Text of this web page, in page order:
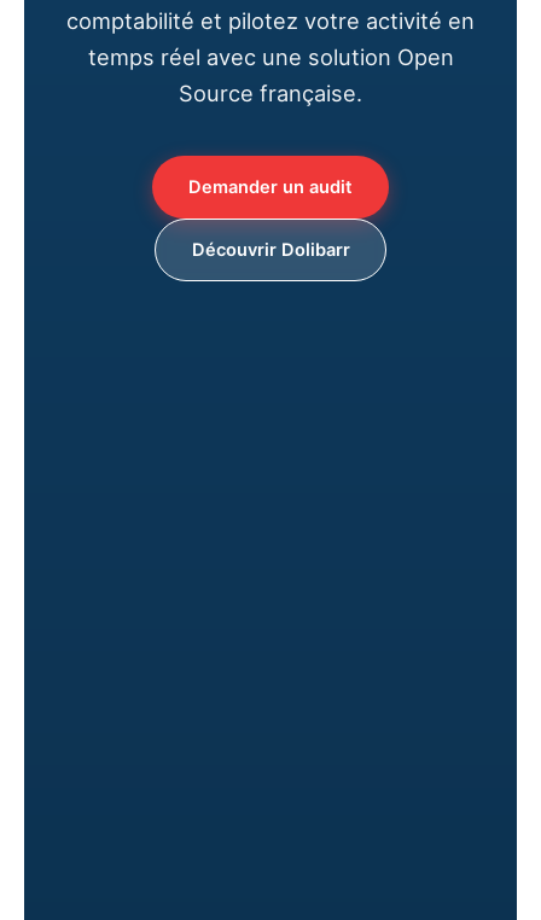
comptabilité et pilotez votre activité en
temps réel avec une solution Open
Source française.
Demander un audit
Découvrir Dolibarr